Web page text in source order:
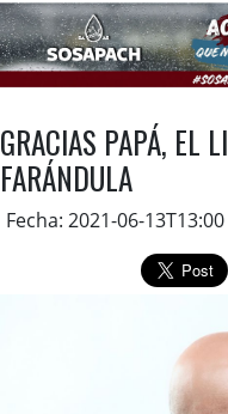
GRACIAS PAPÁ, EL
FARÁNDULA
Fecha: 2021-06-13T13:00